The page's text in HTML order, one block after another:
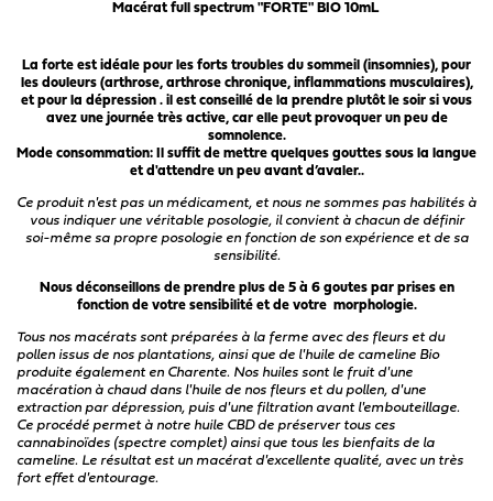
Macérat full spectrum "FORTE" BIO 10mL
La forte est idéale pour les forts troubles du sommeil (insomnies), pour
les douleurs (arthrose, arthrose chronique, inflammations musculaires),
et pour la dépression . il est conseillé de la prendre plutôt le soir si vous
avez une journée très active, car elle peut provoquer un peu de
somnolence.
Mode consommation: Il suffit de mettre quelques gouttes sous la langue
et d'attendre un peu avant d’avaler..
Ce produit n'est pas un médicament, et nous ne sommes pas habilités à
vous indiquer une véritable posologie, il convient à chacun de définir
soi-même sa propre posologie en fonction de son expérience et de sa
sensibilité.
Nous déconseillons de prendre plus de 5 à 6 goutes par prises en
fonction de votre sensibilité et de votre morphologie.
Tous nos macérats sont préparées à la ferme avec des fleurs et du
pollen issus de nos plantations, ainsi que de l'huile de cameline Bio
produite également en Charente. Nos huiles sont le fruit d'une
macération à chaud dans l'huile de nos fleurs et du pollen, d'une
extraction par dépression, puis d'une filtration avant l'embouteillage.
Ce procédé permet à notre huile CBD de préserver tous ces
cannabinoïdes (spectre complet) ainsi que tous les bienfaits de la
cameline. Le résultat est un macérat d'excellente qualité, avec un très
fort effet d'entourage.